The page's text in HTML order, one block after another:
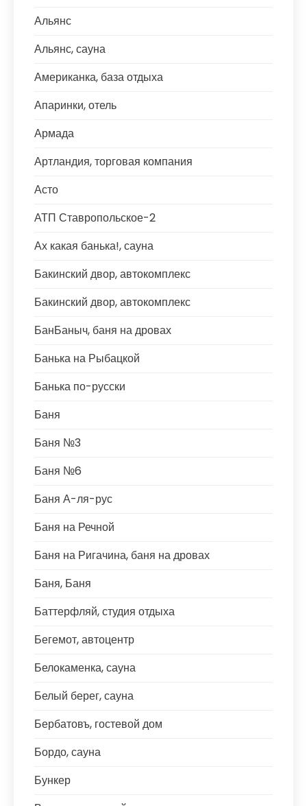
Альянс
Альянс, сауна
Американка, база отдыха
Апаринки, отель
Армада
Артландия, торговая компания
Асто
АТП Ставропольское-2
Ах какая банька!, сауна
Бакинский двор, автокомплекс
Бакинский двор, автокомплекс
БанБаныч, баня на дровах
Банька на Рыбацкой
Банька по-русски
Баня
Баня №3
Баня №6
Баня А-ля-рус
Баня на Речной
Баня на Ригачина, баня на дровах
Баня, Баня
Баттерфляй, студия отдыха
Бегемот, автоцентр
Белокаменка, сауна
Белый берег, сауна
Бербатовъ, гостевой дом
Бордо, сауна
Бункер